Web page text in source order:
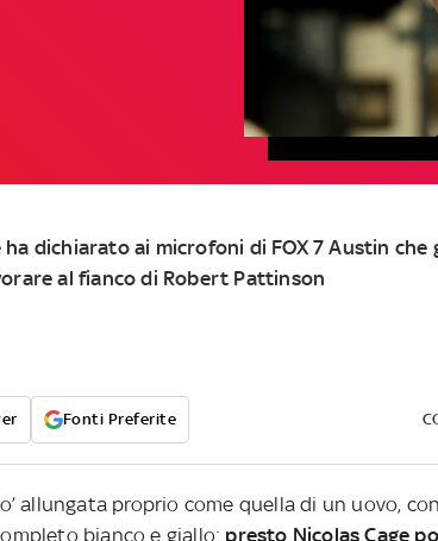
dichiarato ai microfoni di FOX 7 Austin che
al fianco di Robert Pattinson
Fonti Preferite
allungata proprio come quella di un uovo, con
bianco e giallo: presto Nicolas Cage